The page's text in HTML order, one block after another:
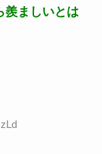
羨ましいとは